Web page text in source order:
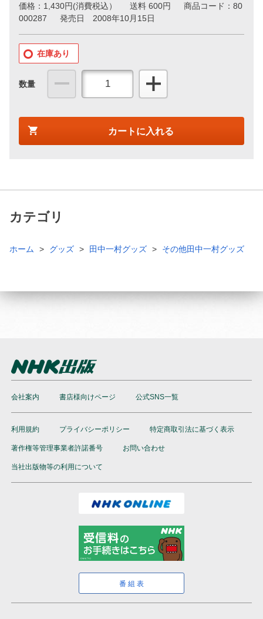
価格： 1,430円(消費税込） 送料 600円
商品コード：80
000287
発売日 2008年10月15日
在庫あり
数量
カートに入れる
カテゴリ
ホーム グッズ 田中一村グッズ その他田中一村グッズ
会社案内 書店様向けページ 公式SNS一覧
利用規約 プライバシーポリシー 特定商取引法に基づく表示
著作権等管理事業者許諾番号 お問い合わせ
当社出版物等の利用について
番組表